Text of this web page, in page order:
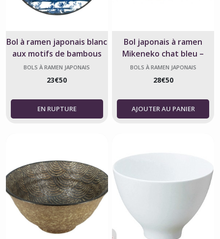
Bol à ramen japonais blanc
aux motifs de bambous
bleus
BOLS À RAMEN JAPONAIS
23€50
Bol japonais à ramen
Mikeneko chat bleu –
fabriqué au Japon
BOLS À RAMEN JAPONAIS
28€50
AJOUTER AU PANIER